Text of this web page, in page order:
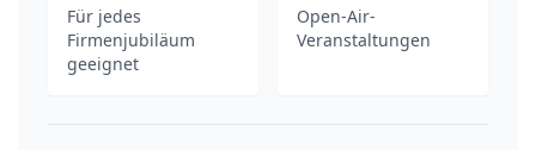
Für jedes
Firmenjubiläum
geeignet
Open-Air-
Veranstaltungen